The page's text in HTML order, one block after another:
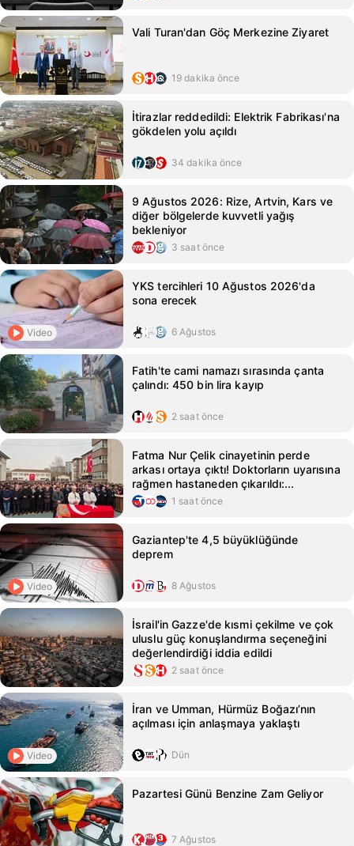
Vali Turan'dan Göç Merkezine Ziyaret
19 dakika önce
İtirazlar reddedildi: Elektrik Fabrikası'na
gökdelen yolu açıldı
34 dakika önce
9 Ağustos 2026: Rize, Artvin, Kars ve
diğer bölgelerde kuvvetli yağış
bekleniyor
3 saat önce
Video
YKS tercihleri 10 Ağustos 2026'da
sona erecek
6 Ağustos
Fatih'te cami namazı sırasında çanta
çalındı: 450 bin lira kayıp
2 saat önce
Fatma Nur Çelik cinayetinin perde
arkası ortaya çıktı! Doktorların uyarısına
rağmen hastaneden çıkarıldı:...
1 saat önce
Video
Gaziantep'te 4,5 büyüklüğünde
deprem
8 Ağustos
İsrail'in Gazze'de kısmi çekilme ve çok
uluslu güç konuşlandırma seçeneğini
değerlendirdiği iddia edildi
2 saat önce
Video
İran ve Umman, Hürmüz Boğazı’nın
açılması için anlaşmaya yaklaştı
Dün
Pazartesi Günü Benzine Zam Geliyor
7 Ağustos